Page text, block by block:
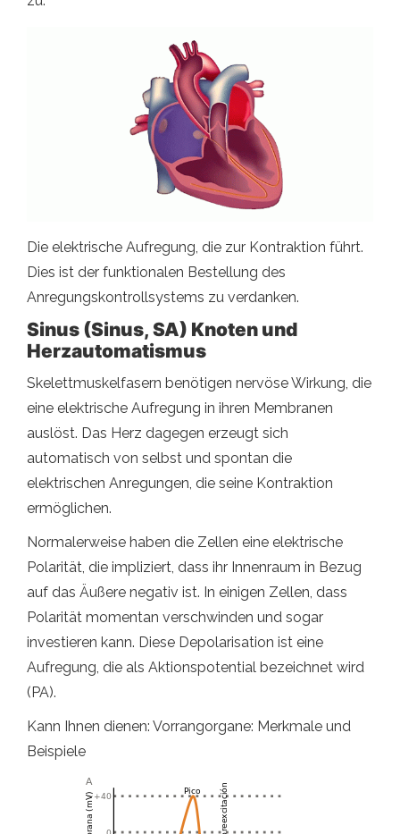
Die elektrische Aufregung, die zur Kontraktion führt.
Dies ist der funktionalen Bestellung des
Anregungskontrollsystems zu verdanken.
Sinus (Sinus, SA) Knoten und
Herzautomatismus
Skelettmuskelfasern benötigen nervöse Wirkung, die
eine elektrische Aufregung in ihren Membranen
auslöst. Das Herz dagegen erzeugt sich
automatisch von selbst und spontan die
elektrischen Anregungen, die seine Kontraktion
ermöglichen.
Normalerweise haben die Zellen eine elektrische
Polarität, die impliziert, dass ihr Innenraum in Bezug
auf das Äußere negativ ist. In einigen Zellen, dass
Polarität momentan verschwinden und sogar
investieren kann. Diese Depolarisation ist eine
Aufregung, die als Aktionspotential bezeichnet wird
(PA).
Kann Ihnen dienen: Vorrangorgane: Merkmale und
Beispiele